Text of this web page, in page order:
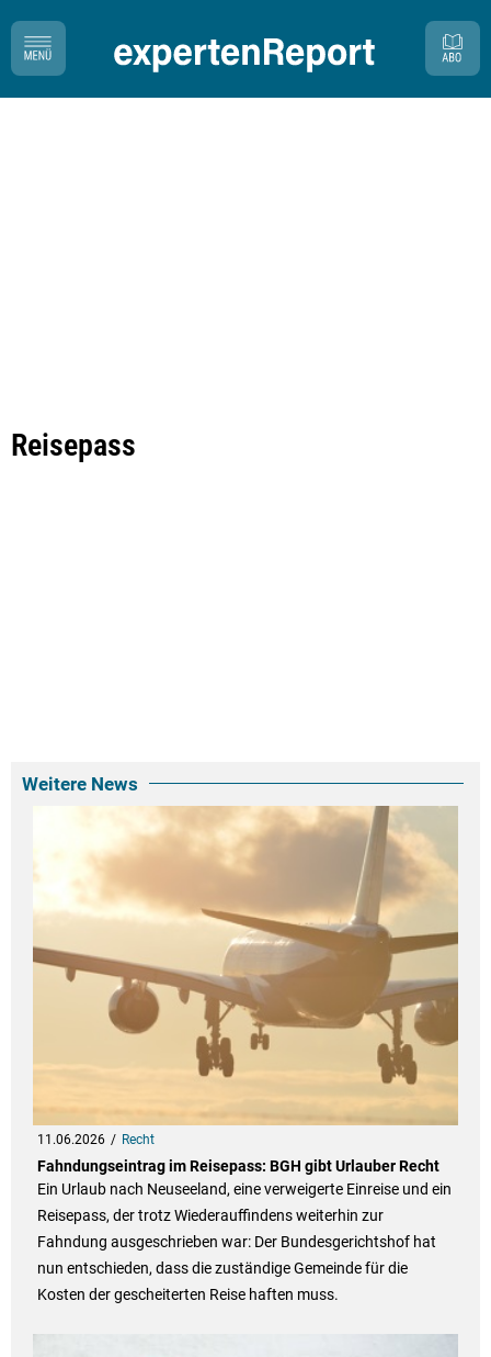
Reisepass
Weitere News
11.06.2026 Recht
Fahndungseintrag im Reisepass: BGH gibt Urlauber Recht
Ein Urlaub nach Neuseeland, eine verweigerte Einreise und ein
Reisepass, der trotz Wiederauffindens weiterhin zur
Fahndung ausgeschrieben war: Der Bundesgerichtshof hat
nun entschieden, dass die zuständige Gemeinde für die
Kosten der gescheiterten Reise haften muss.